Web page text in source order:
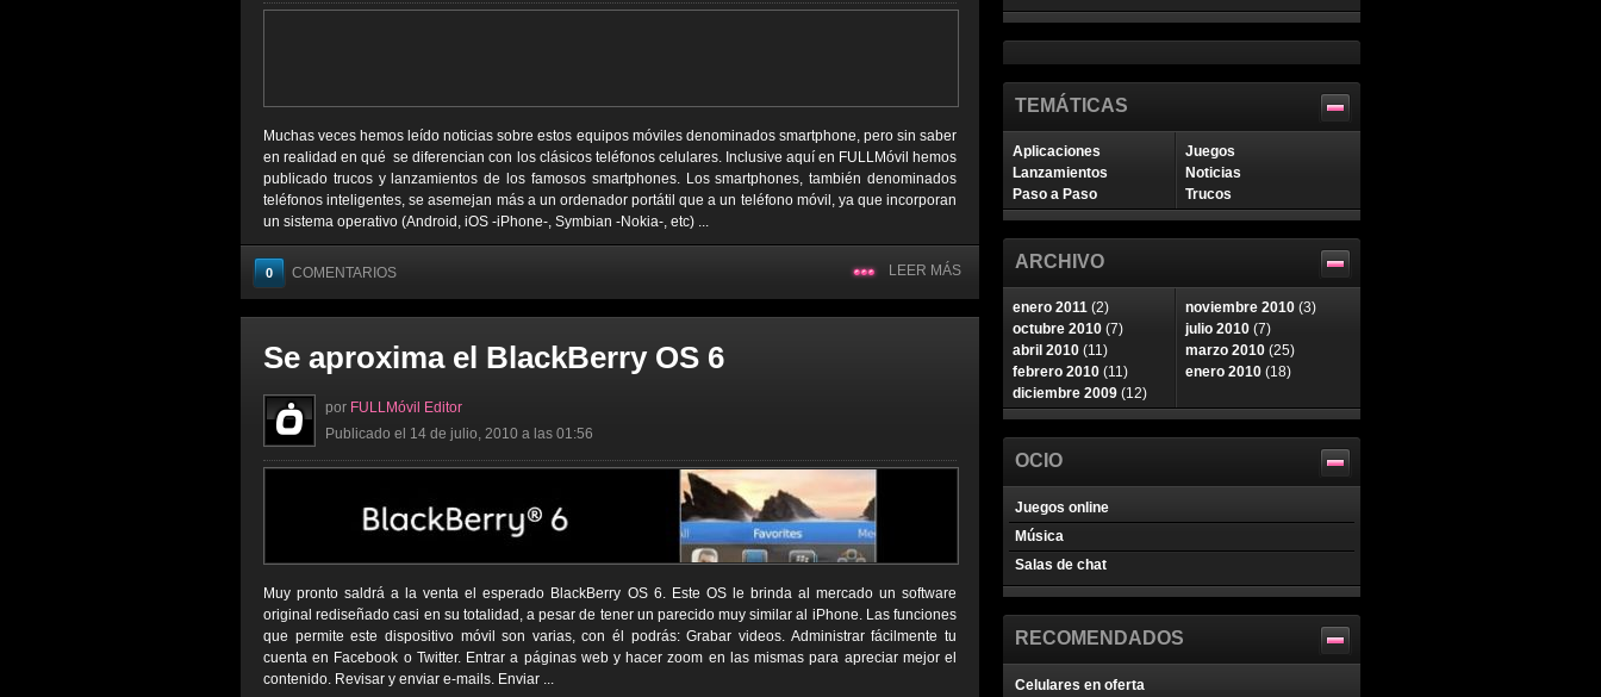
Muchas veces hemos leído noticias sobre estos equipos móviles denominados smartphone, pero sin saber
en realidad en qué se diferencian con los clásicos teléfonos celulares. Inclusive aquí en FULLMóvil hemos
publicado trucos y lanzamientos de los famosos smartphones. Los smartphones, también denominados
teléfonos inteligentes, se asemejan más a un ordenador portátil que a un teléfono móvil, ya que incorporan
un sistema operativo (Android, iOS -iPhone-, Symbian -Nokia-, etc) ...
0 COMENTARIOS LEER MÁS
Se aproxima el BlackBerry OS 6
por FULLMóvil Editor
Publicado el 14 de julio, 2010 a las 01:56
Muy pronto saldrá a la venta el esperado BlackBerry OS 6. Este OS le brinda al mercado un software
original rediseñado casi en su totalidad, a pesar de tener un parecido muy similar al iPhone. Las funciones
que permite este dispositivo móvil son varias, con él podrás: Grabar videos. Administrar fácilmente tu
cuenta en Facebook o Twitter. Entrar a páginas web y hacer zoom en las mismas para apreciar mejor el
contenido. Revisar y enviar e-mails. Enviar ...
TEMÁTICAS
Aplicaciones
Juegos
Lanzamientos
Noticias
Paso a Paso
Trucos
ARCHIVO
enero 2011 (2) noviembre 2010 (3)
octubre 2010 (7) julio 2010 (7)
abril 2010 (11) marzo 2010 (25)
febrero 2010 (11) enero 2010 (18)
diciembre 2009 (12)
OCIO
Juegos online
Música
Salas de chat
RECOMENDADOS
Celulares en oferta